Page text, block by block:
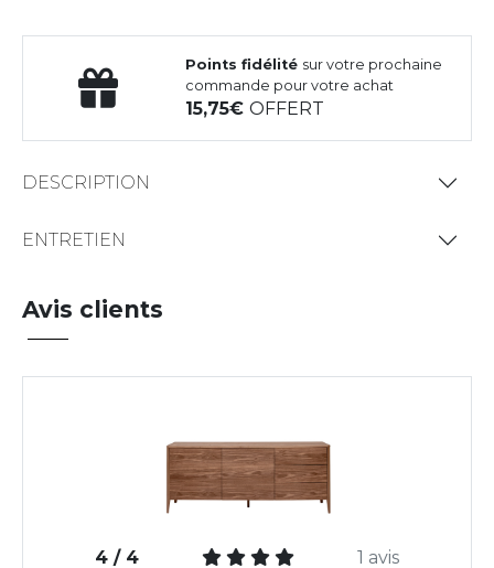
Points fidélité sur votre prochaine
commande pour votre achat
15,75OFFERT
DESCRIPTION
ENTRETIEN
Avis clients
4 / 4 1 avis